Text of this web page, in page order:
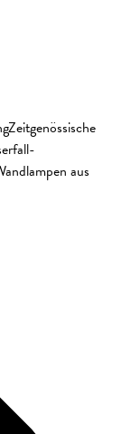
Zeitgenössische
aus